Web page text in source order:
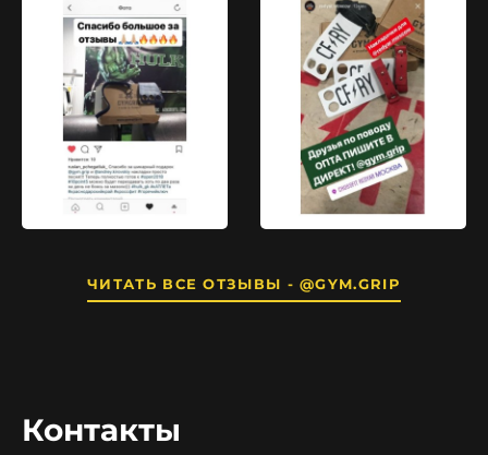
ЧИТАТЬ ВСЕ ОТЗЫВЫ - @GYM.GRIP
Контакты